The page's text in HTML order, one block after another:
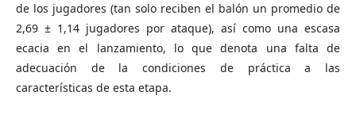
de los jugadores (tan solo reciben el balón un promedio de
2,69 ± 1,14 jugadores por ataque), así como una escasa
ecacia en el lanzamiento, lo que denota una falta de
adecuación de la condiciones de práctica a las
características de esta etapa.